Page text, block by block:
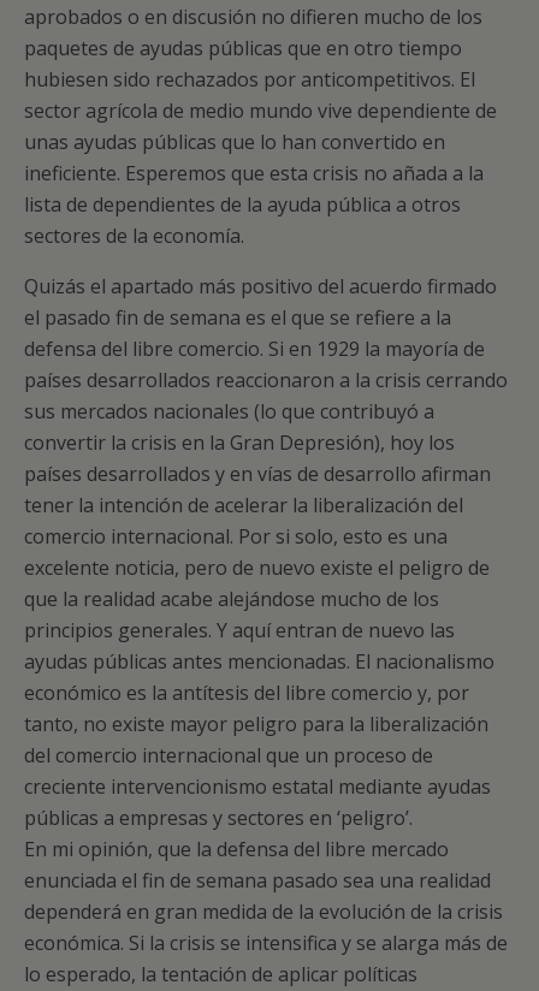
aprobados o en discusión no difieren mucho de los
paquetes de ayudas públicas que en otro tiempo
hubiesen sido rechazados por anticompetitivos. El
sector agrícola de medio mundo vive dependiente de
unas ayudas públicas que lo han convertido en
ineficiente. Esperemos que esta crisis no añada a la
lista de dependientes de la ayuda pública a otros
sectores de la economía.
Quizás el apartado más positivo del acuerdo firmado
el pasado fin de semana es el que se refiere a la
defensa del libre comercio. Si en 1929 la mayoría de
países desarrollados reaccionaron a la crisis cerrando
sus mercados nacionales (lo que contribuyó a
convertir la crisis en la Gran Depresión), hoy los
países desarrollados y en vías de desarrollo afirman
tener la intención de acelerar la liberalización del
comercio internacional. Por si solo, esto es una
excelente noticia, pero de nuevo existe el peligro de
que la realidad acabe alejándose mucho de los
principios generales. Y aquí entran de nuevo las
ayudas públicas antes mencionadas. El nacionalismo
económico es la antítesis del libre comercio y, por
tanto, no existe mayor peligro para la liberalización
del comercio internacional que un proceso de
creciente intervencionismo estatal mediante ayudas
públicas a empresas y sectores en ‘peligro’.
En mi opinión, que la defensa del libre mercado
enunciada el fin de semana pasado sea una realidad
dependerá en gran medida de la evolución de la crisis
económica. Si la crisis se intensifica y se alarga más de
lo esperado, la tentación de aplicar políticas